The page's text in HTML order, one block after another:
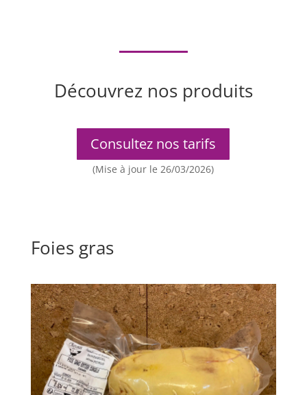
Découvrez nos produits
Consultez nos tarifs
(Mise à jour le 26/03/2026)
Foies gras